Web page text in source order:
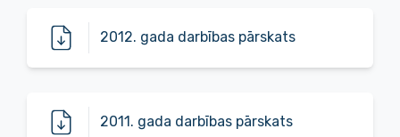
2012. gada darbības pārskats
2011. gada darbības pārskats